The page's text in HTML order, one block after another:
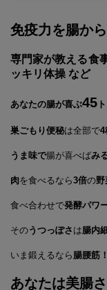
免疫力を腸か
専門家が教える食
ッキリ体操 など
あなたの腸が喜ぶ45
巣ごもり便秘は全部で4
うま味で腸が喜べばみ
肉を食べるなら3倍の野
食べ合わせで発酵パワ
そのうつっぽさ は腸内
いま鍛えるなら 腸腰筋！
あなたは美腸